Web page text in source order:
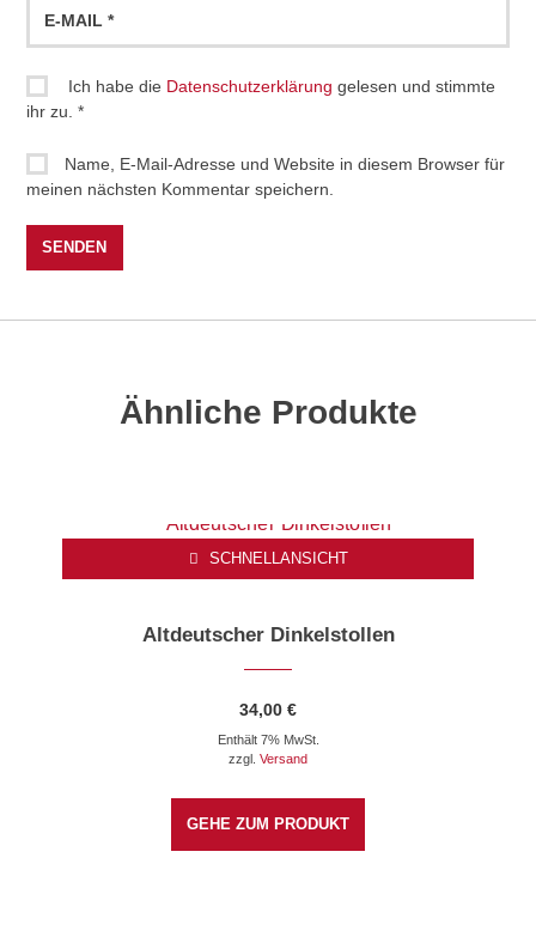
Ich habe die Datenschutzerklärung gelesen und stimmte
ihr zu. *
Name, E-Mail-Adresse und Website in diesem Browser für
meinen nächsten Kommentar speichern.
Ähnliche Produkte
SCHNELLANSICHT
Altdeutscher Dinkelstollen
34,00€
Enthält 7% MwSt.
zzgl.Versand
GEHE ZUM PRODUKT